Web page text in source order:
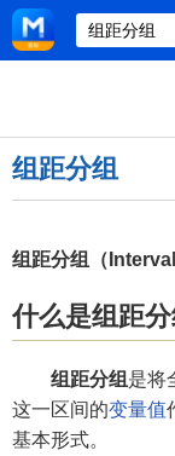
组距分组
组距分组（
什么是组距分
组距分组 是将
这一区间的变量值
基本形式。